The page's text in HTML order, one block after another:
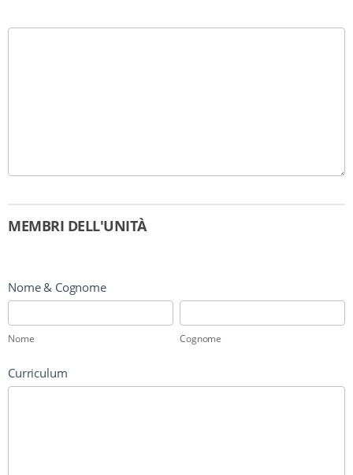
MEMBRI DELL'UNITÀ
Nome & Cognome
Nome Cognome
Curriculum